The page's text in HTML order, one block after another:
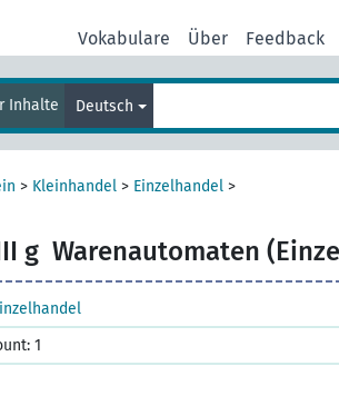
Vokabulare Über Feedback
Inhalte Deutsch
> Kleinhandel > Einzelhandel >
g Warenautomaten
1